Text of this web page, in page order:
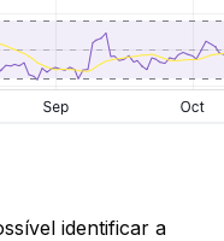
identificar a